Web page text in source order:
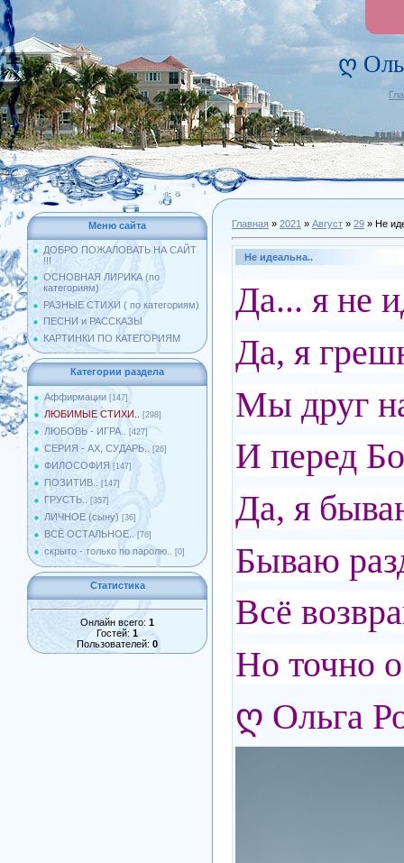
ღ
Меню сайта
ДОБРО ПОЖАЛОВАТЬ НА САЙТ
!!!
ОСНОВНАЯ ЛИРИКА (по
категориям)
РАЗНЫЕ СТИХИ ( по категориям)
ПЕСНИ и РАССКАЗЫ
КАРТИНКИ ПО КАТЕГОРИЯМ
Категории раздела
Аффирмации [147]
ЛЮБИМЫЕ СТИХИ.. [298]
ЛЮБОВЬ - ИГРА.. [427]
СЕРИЯ - АХ, СУДАРЬ.. [26]
ФИЛОСОФИЯ [147]
ПОЗИТИВ.. [147]
ГРУСТЬ.. [357]
ЛИЧНОЕ (сыну) [36]
ВСЁ ОСТАЛЬНОЕ.. [76]
скрыто - только по паролю.. [0]
Статистика
Онлайн всего: 1
Гостей: 1
Пользователей: 0
Главная » 2021 » Август » 29 » Не
Не идеальна..
Да... я не
Да, я
Мы друг
И перед
Да, я
Бываю
Всё
Но точно
ღ Ольга